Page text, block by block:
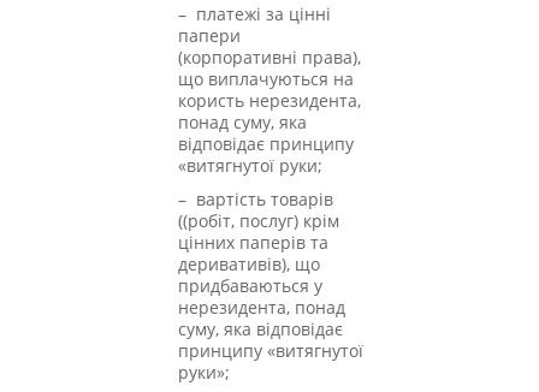
– платежі за цінні
папери
(корпоративні права),
що виплачуються на
користь нерезидента,
понад суму, яка
відповідає принципу
«витягнутої руки;
– вартість товарів
((робіт, послуг) крім
цінних паперів та
деривативів), що
придбаваються у
нерезидента, понад
суму, яка відповідає
принципу «витягнутої
руки»;